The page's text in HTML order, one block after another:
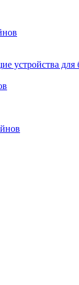
устройства для